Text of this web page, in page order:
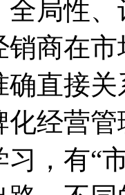
全局性
销商在
确直接
化经营
，有“市